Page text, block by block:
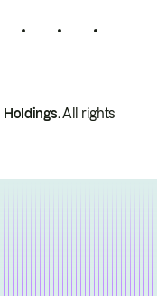
All rights